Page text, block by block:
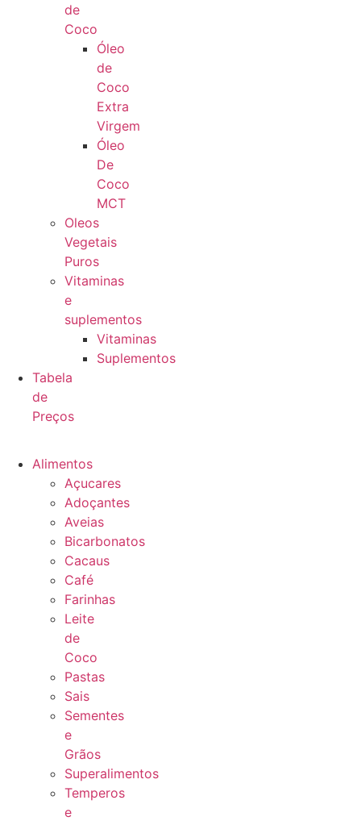
de
Coco
Óleo
de
Coco
Extra
Virgem
Óleo
De
Coco
MCT
Oleos
Vegetais
Puros
Vitaminas
e
suplementos
Vitaminas
Suplementos
Tabela
de
Preços
Alimentos
Açucares
Adoçantes
Aveias
Bicarbonatos
Cacaus
Café
Farinhas
Leite
de
Coco
Pastas
Sais
Sementes
e
Grãos
Superalimentos
Temperos
e